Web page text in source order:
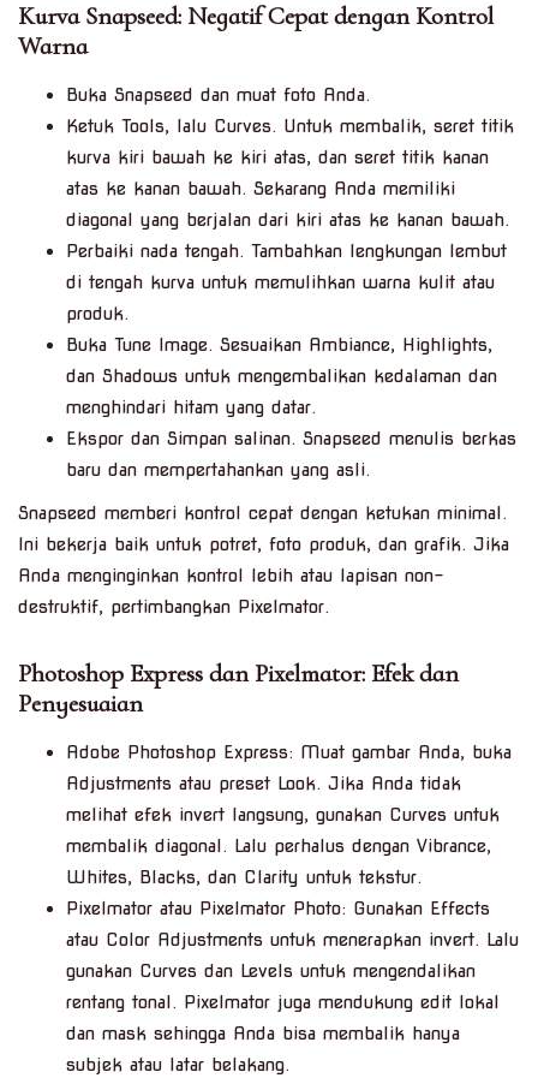
Kurva Snapseed: Negatif Cepat dengan Kontrol
Warna
Buka Snapseed dan muat foto Anda.
Ketuk Tools, lalu Curves. Untuk membalik, seret titik
kurva kiri bawah ke kiri atas, dan seret titik kanan
atas ke kanan bawah. Sekarang Anda memiliki
diagonal yang berjalan dari kiri atas ke kanan bawah.
Perbaiki nada tengah. Tambahkan lengkungan lembut
di tengah kurva untuk memulihkan warna kulit atau
produk.
Buka Tune Image. Sesuaikan Ambiance, Highlights,
dan Shadows untuk mengembalikan kedalaman dan
menghindari hitam yang datar.
Ekspor dan Simpan salinan. Snapseed menulis berkas
baru dan mempertahankan yang asli.
Snapseed memberi kontrol cepat dengan ketukan minimal.
Ini bekerja baik untuk potret, foto produk, dan grafik. Jika
Anda menginginkan kontrol lebih atau lapisan non-
destruktif, pertimbangkan Pixelmator.
Photoshop Express dan Pixelmator: Efek dan
Penyesuaian
Adobe Photoshop Express: Muat gambar Anda, buka
Adjustments atau preset Look. Jika Anda tidak
melihat efek invert langsung, gunakan Curves untuk
membalik diagonal. Lalu perhalus dengan Vibrance,
Whites, Blacks, dan Clarity untuk tekstur.
Pixelmator atau Pixelmator Photo: Gunakan Effects
atau Color Adjustments untuk menerapkan invert. Lalu
gunakan Curves dan Levels untuk mengendalikan
rentang tonal. Pixelmator juga mendukung edit lokal
dan mask sehingga Anda bisa membalik hanya
subjek atau latar belakang.